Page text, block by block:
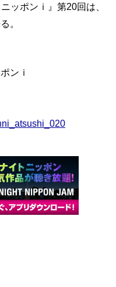
ッポンｉ』第20回は、
。
ンｉ